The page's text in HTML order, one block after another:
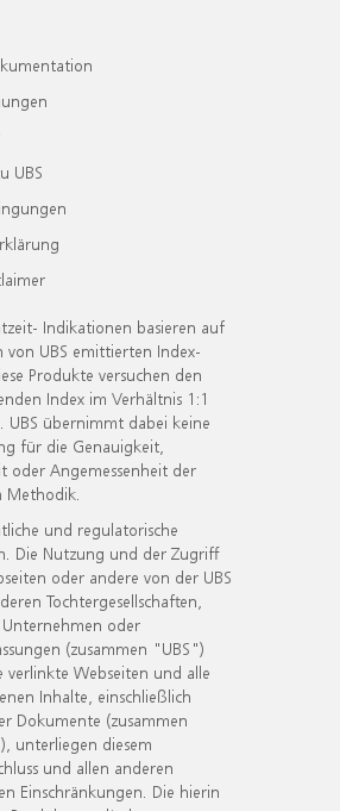
UBS
Indikationen basieren auf
von UBS emittierten Index-
Produkte versuchen den
Index im Verhältnis 1:1
UBS übernimmt dabei keine
für die Genauigkeit,
oder Angemessenheit der
Methodik.
und regulatorische
Die Nutzung und der Zugriff
oder andere von der UBS
Tochtergesellschaften,
oder
(zusammen "UBS")
verlinkte Webseiten und alle
Inhalte, einschließlich
Dokumente (zusammen
unterliegen diesem
und allen anderen
Einschränkungen. Die hierin